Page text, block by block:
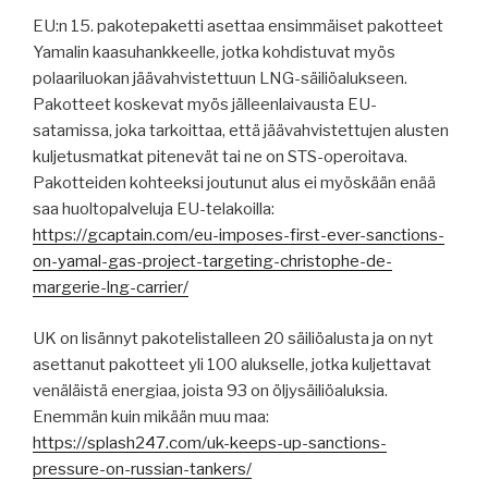
EU:n 15. pakotepaketti asettaa ensimmäiset pakotteet
Yamalin kaasuhankkeelle, jotka kohdistuvat myös
polaariluokan jäävahvistettuun LNG-säiliöalukseen.
Pakotteet koskevat myös jälleenlaivausta EU-
satamissa, joka tarkoittaa, että jäävahvistettujen alusten
kuljetusmatkat pitenevät tai ne on STS-operoitava.
Pakotteiden kohteeksi joutunut alus ei myöskään enää
saa huoltopalveluja EU-telakoilla:
https://gcaptain.com/eu-imposes-first-ever-sanctions-
on-yamal-gas-project-targeting-christophe-de-
margerie-lng-carrier/
UK on lisännyt pakotelistalleen 20 säiliöalusta ja on nyt
asettanut pakotteet yli 100 alukselle, jotka kuljettavat
venäläistä energiaa, joista 93 on öljysäiliöaluksia.
Enemmän kuin mikään muu maa:
https://splash247.com/uk-keeps-up-sanctions-
pressure-on-russian-tankers/